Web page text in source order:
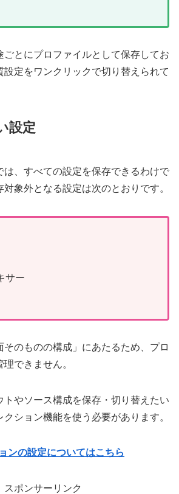
ごとにプロファイルとして保存してお
設定をワンクリックで切り替えられて
設定
は、すべての設定を保存できるわけで
象外となる設定は次のとおりです。
サー
そのものの構成」にあたるため、プロ
できません。
トやソース構成を保存・切り替えたい
ション機能を使う必要があります。
ンの設定についてはこちら
スポンサーリンク